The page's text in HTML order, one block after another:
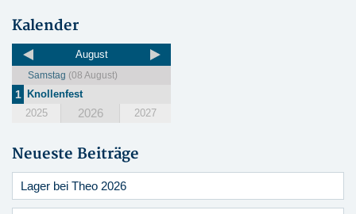
Kalender
August
Samstag (08 August)
1
Knollenfest
2025
2026 2027
Neueste Beiträge
Lager bei Theo 2026